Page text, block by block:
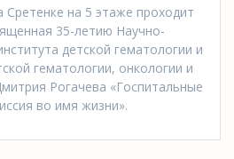
на 5 этаже проходит
35-летию Научно-
детской гематологии и
гематологии, онкологии и
Рогачева «Госпитальные
во имя жизни».